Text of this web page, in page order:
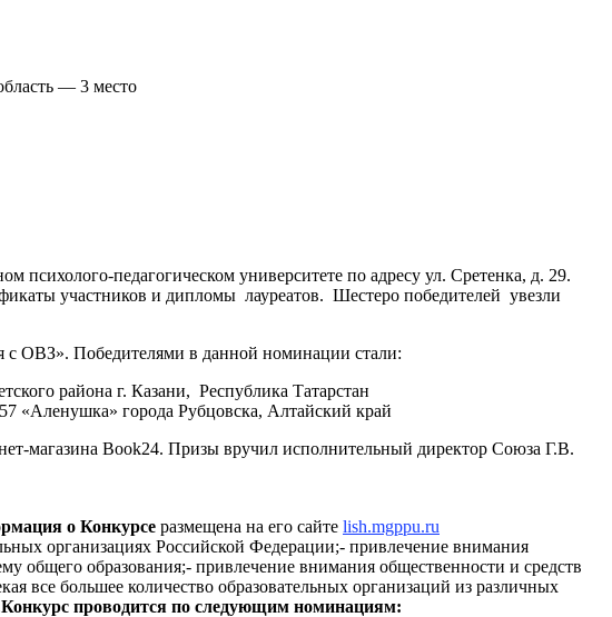
— 3 место
педагогическом университете по адресу ул. Сретенка, д. 29.
участников и дипломы лауреатов. Шестеро победителей увезли
ОВЗ». Победителями в данной номинации стали:
района г. Казани, Республика Татарстан
«Аленушка» города Рубцовска, Алтайский край
магазина Book24. Призы вручил исполнительный директор Союза Г.В.
о Конкурсе размещена на его сайте lish.mgppu.ru
организациях Российской Федерации;- привлечение внимания
общего образования;- привлечение внимания общественности и средств
все большее количество образовательных организаций из различных
Конкурс проводится по следующим номинациям: